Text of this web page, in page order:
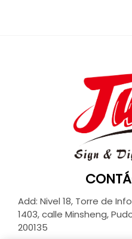
Add: Nivel 18, Torre de
1403, calle Minsheng,
200135